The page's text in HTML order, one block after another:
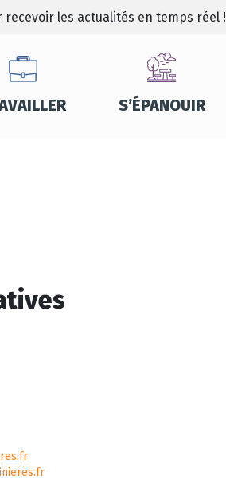
les actualités en temps réel !
S’ÉPANOUIR